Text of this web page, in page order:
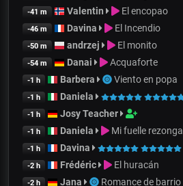
-41 m Valentin El encopao
-46 m Davina El Incendio
-50 m andrzej El monito
-54 m Danai Acquaforte
-1 h Barbera Viento en popa
-1 h Daniela
-1 h Josy Teacher
-1 h Daniela Mi fuelle rezonga
-1 h Davina
-2 h Frédéric El huracán
-2 h Jana Romance de barrio